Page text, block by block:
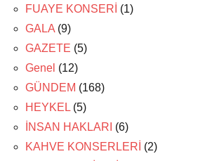
FUAYE KONSERİ (1)
GALA (9)
GAZETE (5)
Genel (12)
GÜNDEM (168)
HEYKEL (5)
İNSAN HAKLARI (6)
KAHVE KONSERLERİ (2)